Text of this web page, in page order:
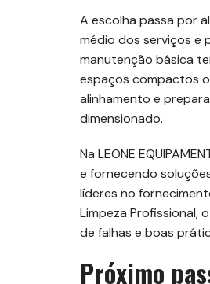
A escolha passa por
médio dos serviços e
manutenção básica
espaços compactos
alinhamento e
dimensionado.
Na LEONE
e fornecendo
líderes no
Limpeza Profissional,
de falhas e boas
Próximo